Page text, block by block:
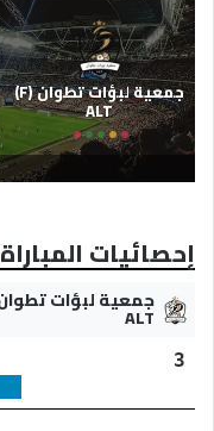
جمعية لبؤات تطوان (F)
ALT
إحصائيات المباراة
ALT
3